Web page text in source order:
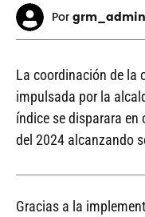
Porgrm_admin
La coordinación de la
impulsada por la
índice se disparara
del 2024 alcanzando
Gracias a la